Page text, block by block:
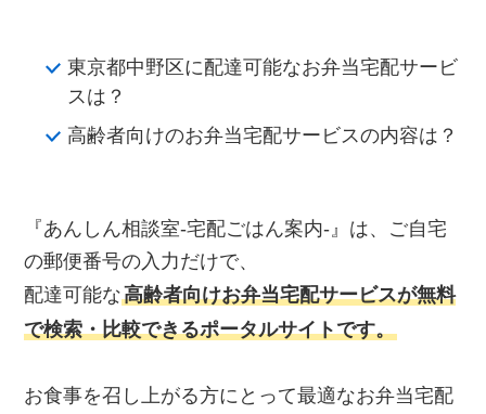
東京都中野区に配達可能なお弁当宅配サービ
スは？
高齢者向けのお弁当宅配サービスの内容は？
『あんしん相談室‐宅配ごはん案内‐』は、ご自宅
の郵便番号の入力だけで、
配達可能な高齢者向けお弁当宅配サービスが無料
で検索・比較できるポータルサイトです。
お食事を召し上がる方にとって最適なお弁当宅配